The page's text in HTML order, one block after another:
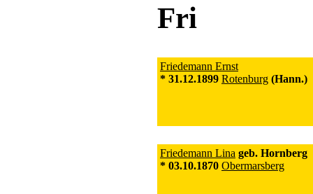
Fri
Friedemann Ernst
* 31.12.1899 Rotenburg (Hann.)
Friedemann Lina geb. Hornberg
* 03.10.1870 Obermarsberg